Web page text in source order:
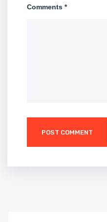
Comments *
POST COMMENT